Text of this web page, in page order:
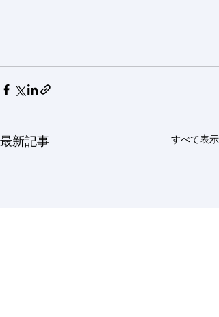
最新記事 すべて表示